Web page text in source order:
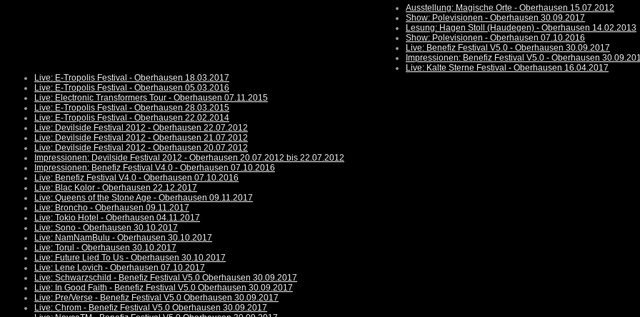
Ausstellung: Magische Orte - Oberhausen 15.07.2012
Show: Polevisionen - Oberhausen 30.09.2017
Lesung: Hagen Stoll (Haudegen) - Oberhausen 14.02.2013
Show: Polevisionen - Oberhausen 07.10.2016
Live: Benefiz Festival V5.0 - Oberhausen 30.09.2017
Impressionen: Benefiz Festival V5.0 - Oberhausen
Live: Kalte Sterne Festival - Oberhausen 16.04.2017
Live: E-Tropolis Festival - Oberhausen 18.03.2017
Live: E-Tropolis Festival - Oberhausen 05.03.2016
Live: Electronic Transformers Tour - Oberhausen 07.11.2015
Live: E-Tropolis Festival - Oberhausen 28.03.2015
Live: E-Tropolis Festival - Oberhausen 22.02.2014
Live: Devilside Festival 2012 - Oberhausen 22.07.2012
Live: Devilside Festival 2012 - Oberhausen 21.07.2012
Live: Devilside Festival 2012 - Oberhausen 20.07.2012
Impressionen: Devilside Festival 2012 - Oberhausen 20.07.2012 bis 22.07.2012
Impressionen: Benefiz Festival V4.0 - Oberhausen 07.10.2016
Live: Benefiz Festival V4.0 - Oberhausen 07.10.2016
Live: Blac Kolor - Oberhausen 22.12.2017
Live: Queens of the Stone Age - Oberhausen 09.11.2017
Live: Broncho - Oberhausen 09.11.2017
Live: Tokio Hotel - Oberhausen 04.11.2017
Live: Sono - Oberhausen 30.10.2017
Live: NamNamBulu - Oberhausen 30.10.2017
Live: Torul - Oberhausen 30.10.2017
Live: Future Lied To Us - Oberhausen 30.10.2017
Live: Lene Lovich - Oberhausen 07.10.2017
Live: Schwarzschild - Benefiz Festival V5.0 Oberhausen 30.09.2017
Live: In Good Faith - Benefiz Festival V5.0 Oberhausen 30.09.2017
Live: Pre/Verse - Benefiz Festival V5.0 Oberhausen 30.09.2017
Live: Chrom - Benefiz Festival V5.0 Oberhausen 30.09.2017